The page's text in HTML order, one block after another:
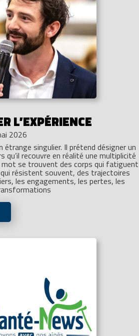
L’EXPÉRIENCE
2026
singulier. Il prétend désigner un
qu’il recouvre en réalité une multiplicité
mot se trouvent des corps qui fatiguent
résistent souvent, des trajectoires
les engagements, les pertes, les